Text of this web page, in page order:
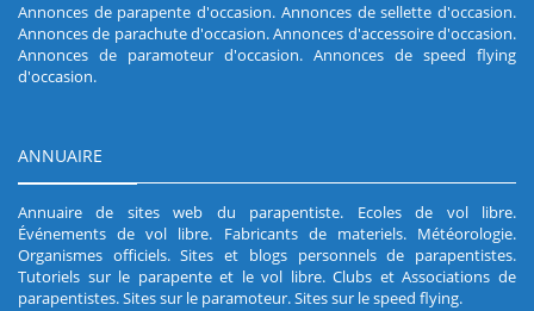
Annonces de parapente d'occasion. Annonces de sellette d'occasion.
Annonces de parachute d'occasion.Annonces d'accessoire d'occasion.
Annonces de paramoteur d'occasion. Annonces de speed flying
d'occasion.
ANNUAIRE
Annuaire de sites web du parapentiste. Ecoles de vol libre.
Événements de vol libre. Fabricants de materiels. Météorologie.
Organismes officiels.Sites et blogs personnels de parapentistes.
Tutoriels sur le parapente et le vol libre.Clubs et Associations de
parapentistes.Sites sur le paramoteur.Sites sur le speed flying.